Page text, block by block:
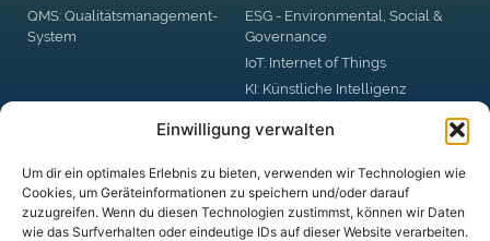
Einwilligung verwalten
Um dir ein optimales Erlebnis zu bieten, verwenden wir Technologien wie
Cookies, um Geräteinformationen zu speichern und/oder darauf
zuzugreifen. Wenn du diesen Technologien zustimmst, können wir Daten
wie das Surfverhalten oder eindeutige IDs auf dieser Website verarbeiten.
QMS: Qualitätsmanagement-
System
ESG - Environmental, Social &
Governance
IoT: Internet of Things
KI: Künstliche Intelligenz
Automation
Blockchain
DSGVO: Datenschutzgrund-
Verordnung